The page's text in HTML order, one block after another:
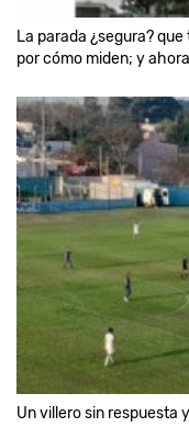
La parada ¿segura?
por cómo miden; y
Un villero sin respuesta